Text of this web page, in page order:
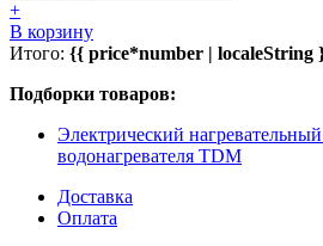
+
В корзину
Итого: {{ price*number | localeString
Подборки товаров:
Электрический
водонагревателя TDM
Доставка
Оплата